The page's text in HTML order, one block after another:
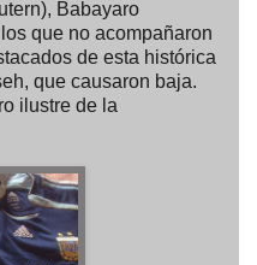
Babayaro
que no acompañaron
de esta histórica
que causaron baja.
ilustre de la